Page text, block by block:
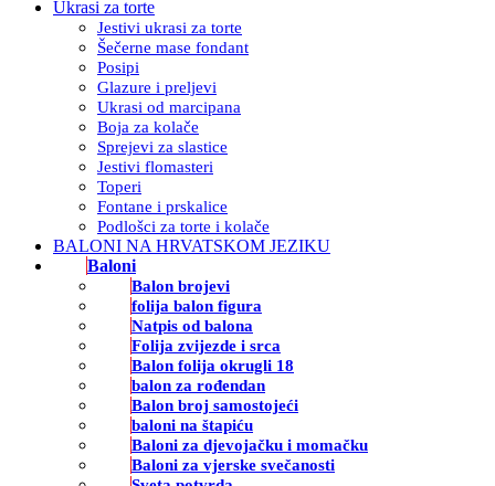
Ukrasi za torte
Jestivi ukrasi za torte
Šečerne mase fondant
Posipi
Glazure i preljevi
Ukrasi od marcipana
Boja za kolače
Sprejevi za slastice
Jestivi flomasteri
Toperi
Fontane i prskalice
Podlošci za torte i kolače
BALONI NA HRVATSKOM JEZIKU
Baloni
Balon brojevi
folija balon figura
Natpis od balona
Folija zvijezde i srca
Balon folija okrugli 18
balon za rođendan
Balon broj samostojeći
baloni na štapiću
Baloni za djevojačku i momačku
Baloni za vjerske svečanosti